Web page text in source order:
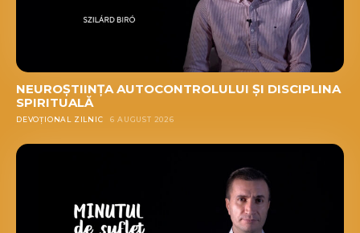
NEUROȘTIINȚA AUTOCONTROLULUI ȘI DISCIPLINA
SPIRITUALĂ
DEVOȚIONAL ZILNIC 6 AUGUST 2026